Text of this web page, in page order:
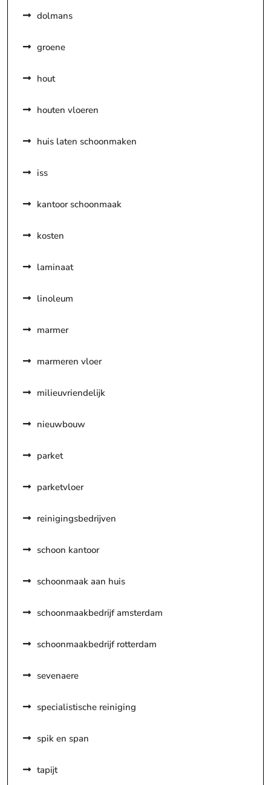
dolmans
groene
hout
houten vloeren
huis laten schoonmaken
iss
kantoor schoonmaak
kosten
laminaat
linoleum
marmer
marmeren vloer
milieuvriendelijk
nieuwbouw
parket
parketvloer
reinigingsbedrijven
schoon kantoor
schoonmaak aan huis
schoonmaakbedrijf amsterdam
schoonmaakbedrijf rotterdam
sevenaere
specialistische reiniging
spik en span
tapijt